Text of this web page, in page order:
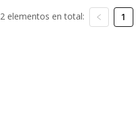
2 elementos en total: 1